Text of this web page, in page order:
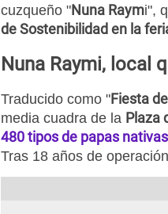
cuzqueño "Nuna Raymi",
de Sostenibilidad en la
Nuna Raymi, local
Traducido como "Fiesta
media cuadra de la Plaza
480 tipos de papas nativas
Tras 18 años de